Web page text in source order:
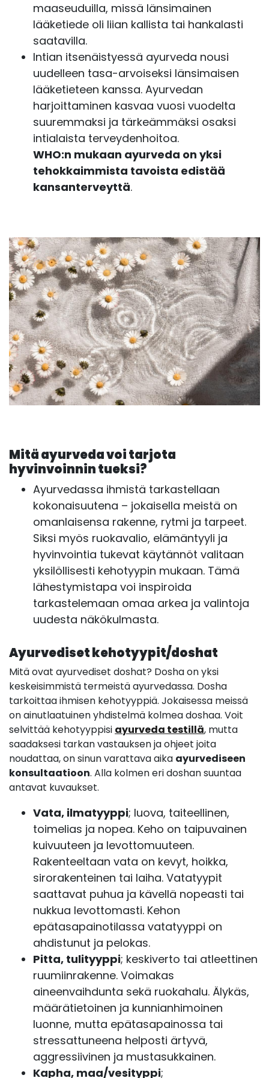
maaseuduilla, missä länsimainen
lääketiede oli liian kallista tai hankalasti
saatavilla.
Intian itsenäistyessä ayurveda nousi
uudelleen tasa-arvoiseksi länsimaisen
lääketieteen kanssa. Ayurvedan
harjoittaminen kasvaa vuosi vuodelta
suuremmaksi ja tärkeämmäksi osaksi
intialaista terveydenhoitoa.
WHO:n mukaan ayurveda on yksi
tehokkaimmista tavoista edistää
kansanterveyttä.
Mitä ayurveda voi tarjota
hyvinvoinnin tueksi?
Ayurvedassa ihmistä tarkastellaan
kokonaisuutena – jokaisella meistä on
omanlaisensa rakenne, rytmi ja tarpeet.
Siksi myös ruokavalio, elämäntyyli ja
hyvinvointia tukevat käytännöt valitaan
yksilöllisesti kehotyypin mukaan. Tämä
lähestymistapa voi inspiroida
tarkastelemaan omaa arkea ja valintoja
uudesta näkökulmasta.
Ayurvediset kehotyypit/doshat
Mitä ovat ayurvediset doshat? Dosha on yksi
keskeisimmistä termeistä ayurvedassa. Dosha
tarkoittaa ihmisen kehotyyppiä. Jokaisessa meissä
on ainutlaatuinen yhdistelmä kolmea doshaa. Voit
selvittää kehotyyppisi ayurveda testillä, mutta
saadaksesi tarkan vastauksen ja ohjeet joita
noudattaa, on sinun varattava aika ayurvediseen
konsultaatioon. Alla kolmen eri doshan suuntaa
antavat kuvaukset.
Vata, ilmatyyppi; luova, taiteellinen,
toimelias ja nopea. Keho on taipuvainen
kuivuuteen ja levottomuuteen.
Rakenteeltaan vata on kevyt, hoikka,
sirorakenteinen tai laiha. Vatatyypit
saattavat puhua ja kävellä nopeasti tai
nukkua levottomasti. Kehon
epätasapainotilassa vatatyyppi on
ahdistunut ja pelokas.
Pitta, tulityyppi; keskiverto tai atleettinen
ruumiinrakenne. Voimakas
aineenvaihdunta sekä ruokahalu. Älykäs,
määrätietoinen ja kunnianhimoinen
luonne, mutta epätasapainossa tai
stressattuneena helposti ärtyvä,
aggressiivinen ja mustasukkainen.
Kapha, maa/vesityppi;